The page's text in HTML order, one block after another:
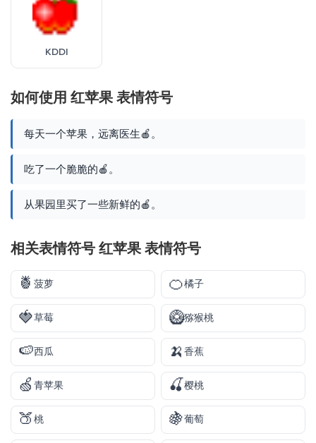
KDDI
如何使用 红苹果 表情符号
每天一个苹果，远离医生🍎。
吃了一个脆脆的🍎。
从果园里买了一些新鲜的🍎。
相关表情符号 红苹果 表情符号
🍍 菠萝 🍊橘子
🍓草莓 🥝猕猴桃
🍉西瓜 🍌 香蕉
🍏 青苹果 🍒 樱桃
🍑桃 🍇葡萄